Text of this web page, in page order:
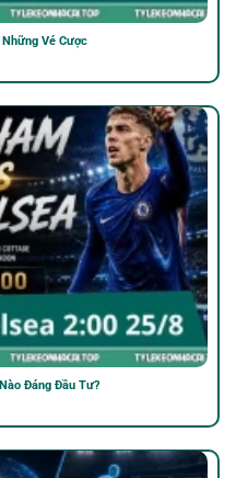
Vé Cược
Đáng Đầu Tư?